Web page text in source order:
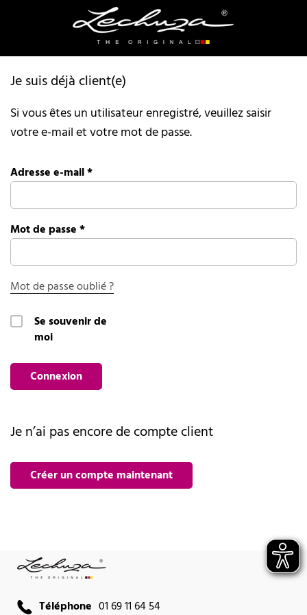
Je suis déjà client(e)
Si vous êtes un utilisateur enregistré, veuillez saisir
votre e-mail et votre mot de passe.
Adresse e-mail*
Mot de passe*
Mot de passe oublié ?
Se souvenir de
moi
Connexion
Je n’ai pas encore de compte client
Créer un compte maintenant
Téléphone 01 69 11 64 54